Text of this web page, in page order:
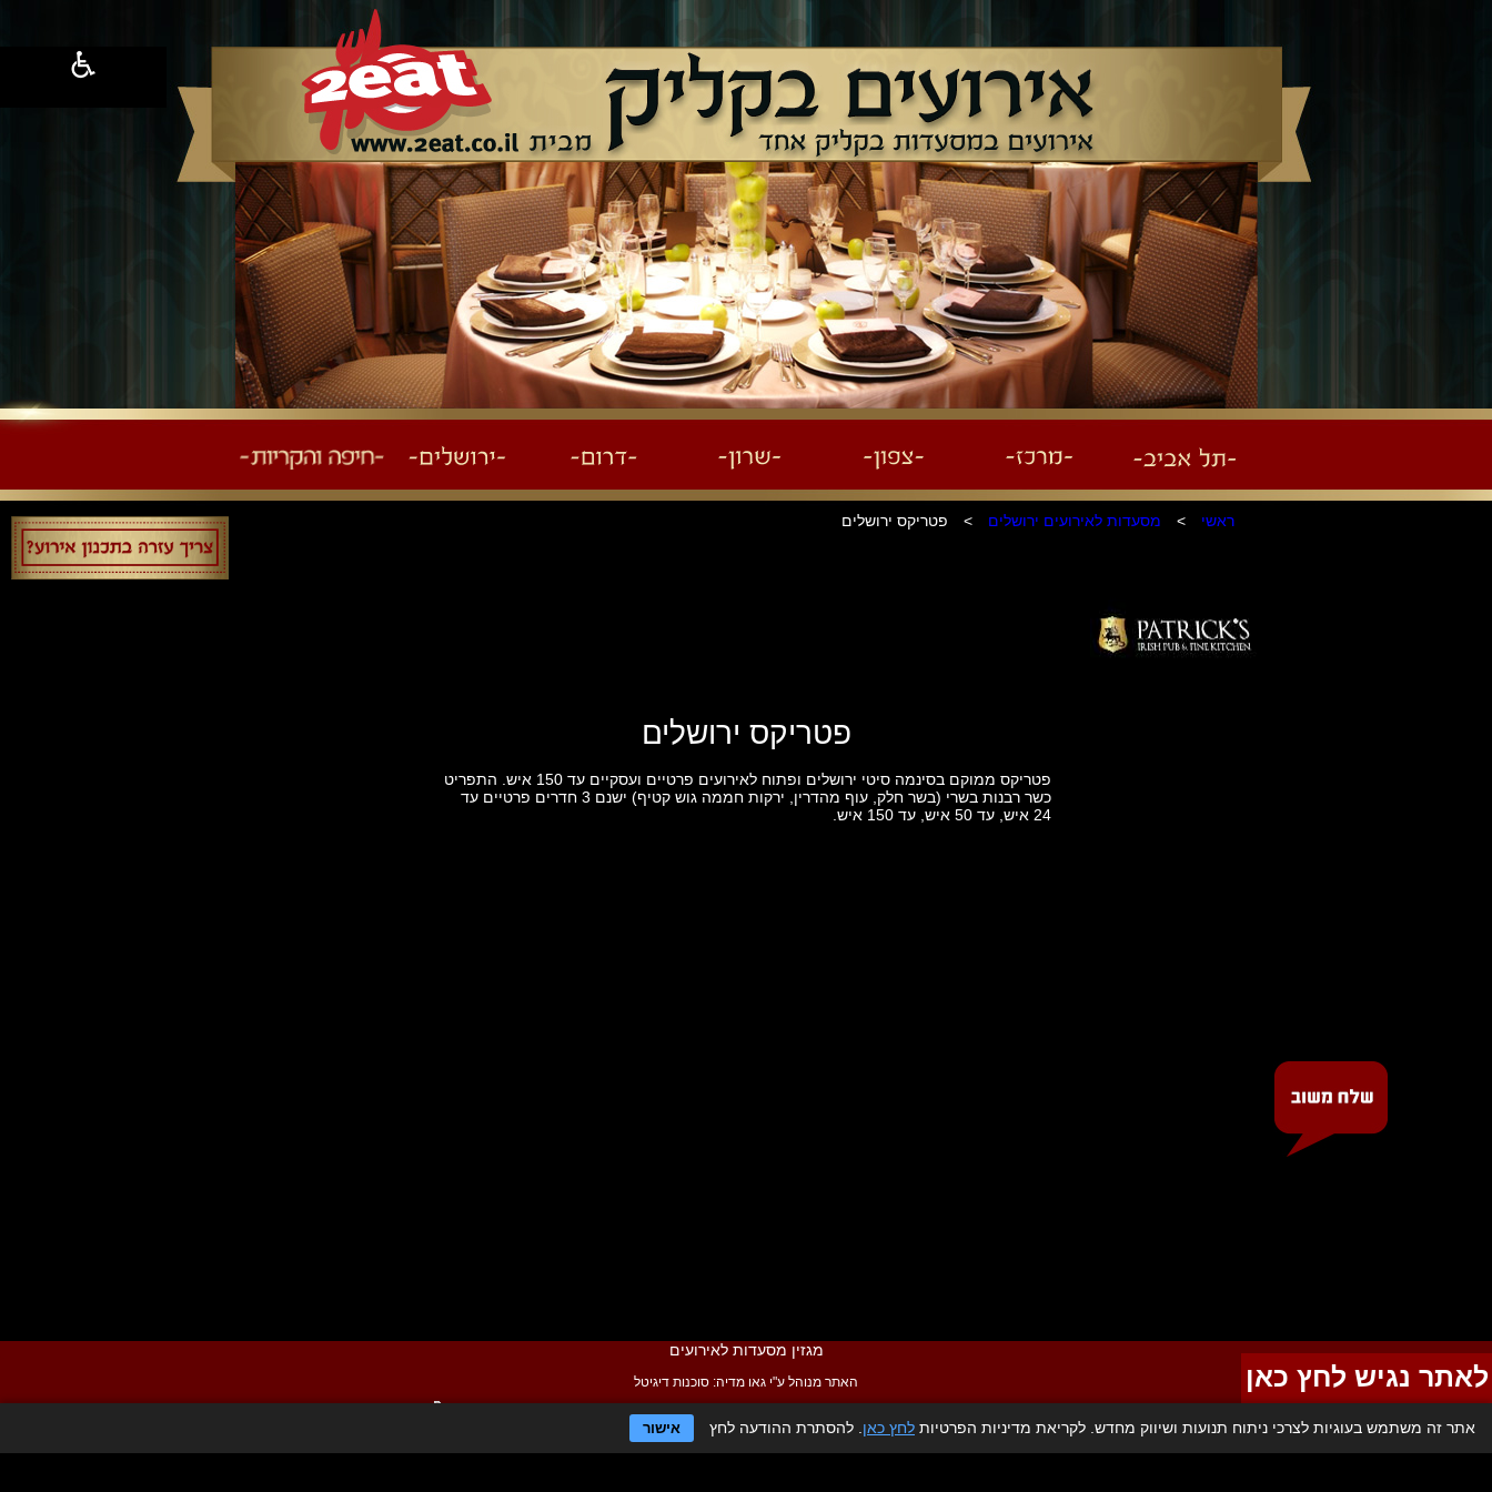
לאתר נגיש לחץ כאן
ראשי > מסעדות לאירועים ירושלים > פטריקס ירושלים
פטריקס ירושלים
פטריקס ממוקם בסינמה סיטי ירושלים ופתוח לאירועים פרטיים ועסקיים עד 150 איש. התפריט
כשר רבנות בשרי (בשר חלק, עוף מהדרין, ירקות חממה גוש קטיף) ישנם 3 חדרים פרטיים עד
24 איש, עד 50 איש, עד 150 איש.
מגזין מסעדות לאירועים
האתר מנוהל ע"י גאו מדיה: סוכנות דיגיטל
אתר זה משתמש בעוגיות לצרכי ניתוח תנועות ושיווק מחדש. לקריאת מדיניות הפרטיות לחץ כאן . להסתרת ההודעה לחץ אישור